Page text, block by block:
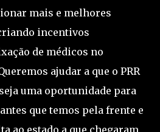
mais e melhores
incentivos
de médicos no
ajudar a que o PRR
uma oportunidade para
que temos pela frente e
ao estado a que chegaram